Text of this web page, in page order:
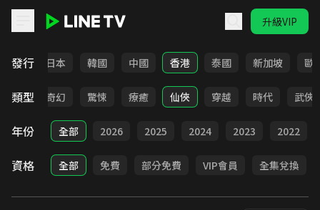
升級VIP
發行
台灣 日本 韓國 中國 香港 泰國 新加坡 歐
類型
BL 奇幻 驚悚 療癒 仙俠 穿越 時代 武俠
年份 全部 2026 2025 2024 2023 2022
資格 全部 免費 部分免費 VIP會員 全集兌換